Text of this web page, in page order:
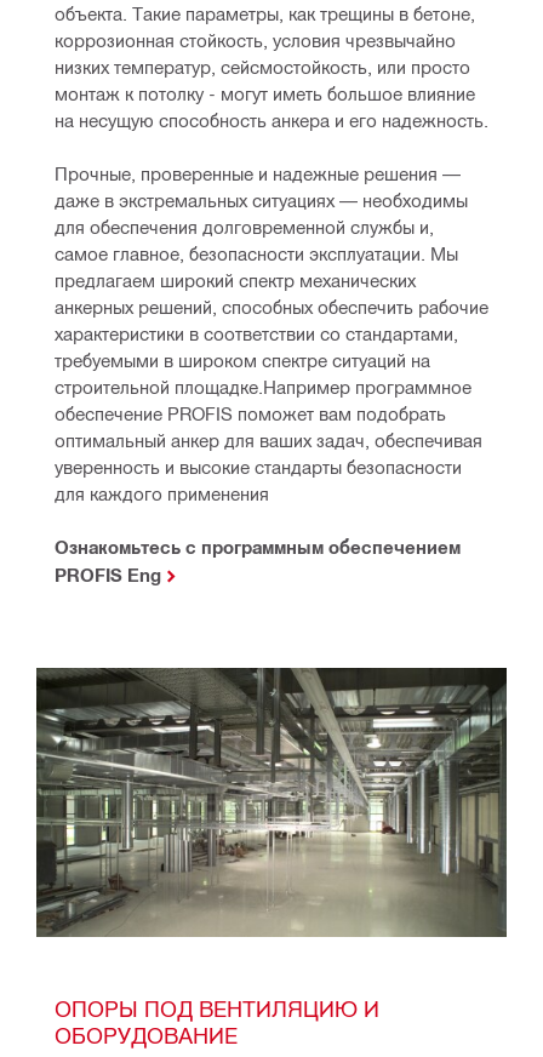
объекта. Такие параметры, как трещины в бетоне,
коррозионная стойкость, условия чрезвычайно
низких температур, сейсмостойкость, или просто
монтаж к потолку - могут иметь большое влияние
на несущую способность анкера и его надежность.
Прочные, проверенные и надежные решения —
даже в экстремальных ситуациях — необходимы
для обеспечения долговременной службы и,
самое главное, безопасности эксплуатации. Мы
предлагаем широкий спектр механических
анкерных решений, способных обеспечить рабочие
характеристики в соответствии со стандартами,
требуемыми в широком спектре ситуаций на
строительной площадке.Например программное
обеспечение PROFIS поможет вам подобрать
оптимальный анкер для ваших задач, обеспечивая
уверенность и высокие стандарты безопасности
для каждого применения
Ознакомьтесь с программным обеспечением
PROFIS Eng
ОПОРЫ ПОД ВЕНТИЛЯЦИЮ И
ОБОРУДОВАНИЕ